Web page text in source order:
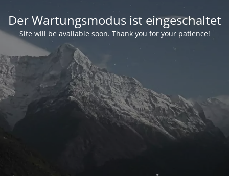
Der Wartungsmodus ist eingeschaltet
Site will be available soon. Thank you for your patience!